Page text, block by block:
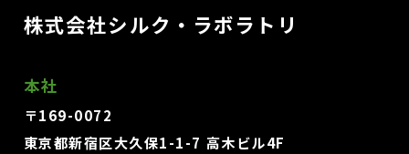
株式会社シルク・ラボラトリ
本社
〒169-0072
東京都新宿区大久保1-1-7 高木ビル4F